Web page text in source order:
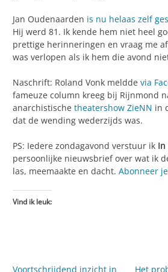
Jan Oudenaarden is nu helaas zelf
Hij werd 81. Ik kende hem niet heel
prettige herinneringen en vraag me
was verlopen als ik hem die avond
Naschrift: Roland Vonk meldde via
fameuze column kreeg bij Rijnmond
anarchistische theatershow ZieNN in
dat de wending wederzijds was.
PS: Iedere zondagavond verstuur ik In
persoonlijke nieuwsbrief over wat ik
las, meemaakte en dacht. Abonneer
Vind ik leuk:
Voortschrijdend inzicht in Het